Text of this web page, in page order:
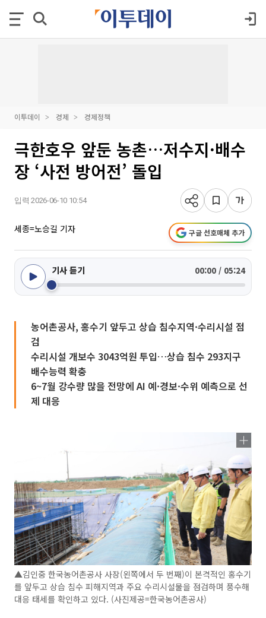
이투데이 경제 경제정책
극한호우 앞둔 농촌…저수지·배수
장 ‘사전 방어전’ 돌입
입력 2026-06-10 10:54
세종=노승길 기자 구글 선호매체 추가
기사 듣기 00:00 / 05:24
농어촌공사, 홍수기 앞두고 상습 침수지역·수리시설 점
검
수리시설 개보수 3043억원 투입…상습 침수 293지구
배수능력 확충
6~7월 강수량 많을 전망에 AI 예·경보·수위 예측으로 선
제 대응
▲김인중 한국농어촌공사 사장(왼쪽에서 두 번째)이 본격적인 홍수기
를 앞두고 상습 침수 피해지역과 주요 수리시설물을 점검하며 풍수해
대응 태세를 확인하고 있다. (사진제공=한국농어촌공사)